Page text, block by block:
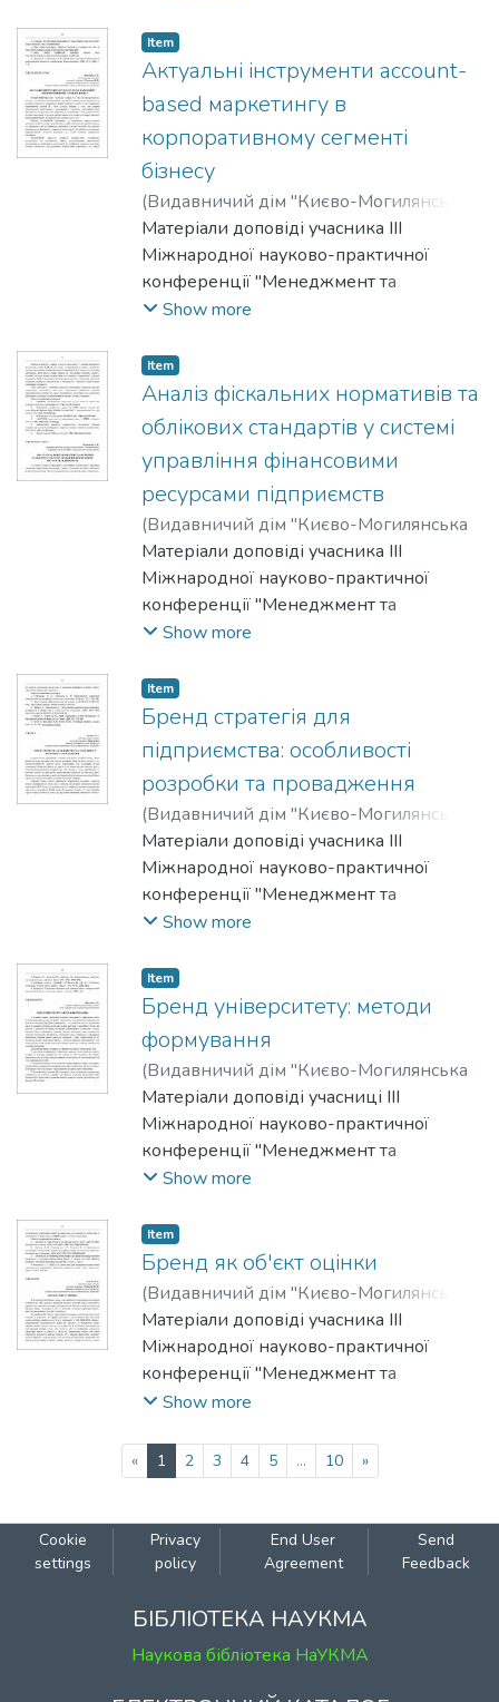
Item
Актуальні інструменти account-
based маркетингу в
корпоративному сегменті
бізнесу
(Видавничий дім "Києво-Могилянська
академія", 2025)Прокопець, Іван
Могилова, Марина
Матеріали доповіді учасника III
Міжнародної науково-практичної
конференції "Менеджмент та
маркетинг як фактори розвитку
Show more
Item
Аналіз фіскальних нормативів та
облікових стандартів у системі
управління фінансовими
ресурсами підприємств
(Видавничий дім "Києво-Могилянська
академія", 2025)Каневський, С.
Матеріали доповіді учасника III
Міжнародної науково-практичної
конференції "Менеджмент та
маркетинг як фактори розвитку
Show more
Item
Бренд стратегія для
підприємства: особливості
розробки та провадження
(Видавничий дім "Києво-Могилянська
академія", 2025)Джигун Назар
Курило, Людмила
Матеріали доповіді учасника III
Міжнародної науково-практичної
конференції "Менеджмент та
маркетинг як фактори розвитку
Show more
Item
Бренд університету: методи
формування
(Видавничий дім "Києво-Могилянська
академія", 2025)Мирошник, Тетяна
Матеріали доповіді учасниці III
Міжнародної науково-практичної
конференції "Менеджмент та
маркетинг як фактори розвитку
Show more
Item
Бренд як об'єкт оцінки
(Видавничий дім "Києво-Могилянська
академія", 2025)П'явка, Назарій
Могилова, Марина
Матеріали доповіді учасника III
Міжнародної науково-практичної
конференції "Менеджмент та
маркетинг як фактори розвитку
Show more
« 1 (current)
2 3 4 5 ... 10 »
Cookie
settings
Privacy
policy
End User
Agreement
Send
Feedback
БІБЛІОТЕКА НАУКМА
Наукова бібліотека НаУКМА